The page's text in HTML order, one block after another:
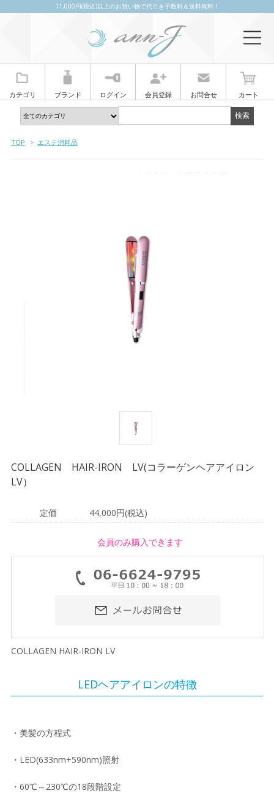
11,000円(税込)以上のお買い物で代引き手数料＆送料無料！
カテゴリ ブランド ログイン 会員登録 お問合せ カート
TOP > エステ消耗品
COLLAGEN HAIR-IRON LV(コラーゲンヘアアイロン
LV）
定価 44,000円(税込)
会員のみ購入できます
COLLAGEN HAIR-IRON LV
LEDヘアアイロンの特徴
・美髪の方程式
・LED(633nm+590nm)照射
・60℃～230℃の18段階設定